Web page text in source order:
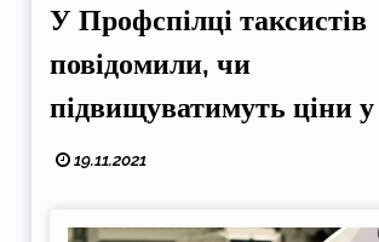
У Профспілці таксистів
повідомили, чи
підвищуватимуть ціни
19.11.2021